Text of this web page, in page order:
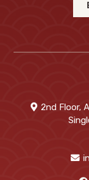
2nd Floor,